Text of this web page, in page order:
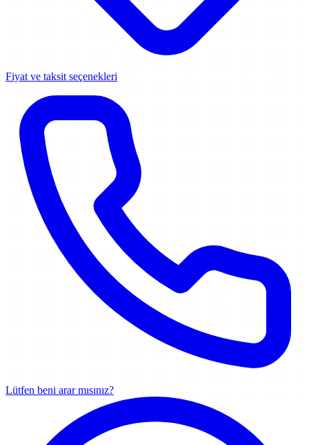
Fiyat ve taksit seçenekleri
Lütfen beni arar mısınız?